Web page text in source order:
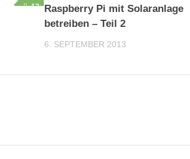
12
Raspberry Pi mit Solaranlage
betreiben – Teil 2
6. SEPTEMBER 2013